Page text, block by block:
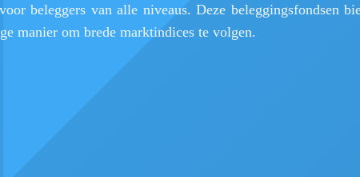
beleggers van alle niveaus. Deze beleggingsfondsen
manier om brede marktindices te volgen.